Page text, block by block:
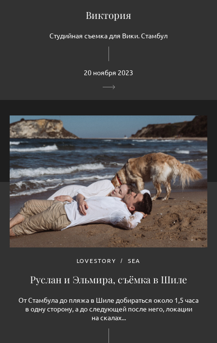
Виктория
Студийная съемка для Вики. Стамбул
20 ноября 2023
LOVESTORY SEA
Руслан и Эльмира, съёмка в Шиле
От Стамбула до пляжа в Шиле добираться около 1,5 часа
в одну сторону, а до следующей после него, локации
на скалах...